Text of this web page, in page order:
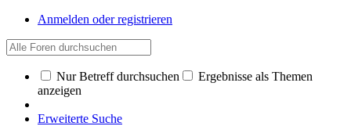
Anmelden oder registrieren
Nur Betreff durchsuchen
Ergebnisse als Themen
anzeigen
Erweiterte Suche